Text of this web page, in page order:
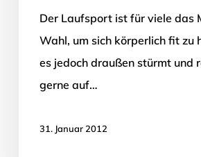
Der Laufsport ist für viele das
Wahl, um sich körperlich fit zu
es jedoch draußen stürmt und
gerne auf…
31. Januar 2012